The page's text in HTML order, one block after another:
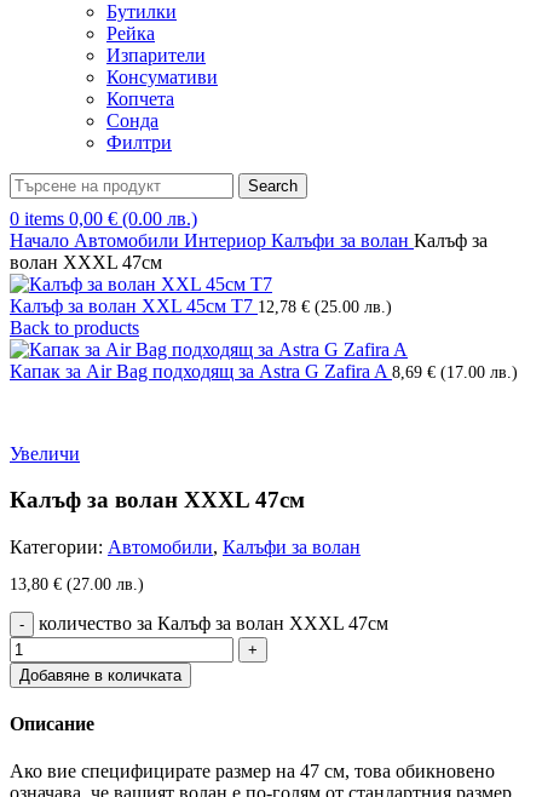
Бутилки
Рейка
Изпарители
Консумативи
Копчета
Сонда
Филтри
Search
0 items 0,00 € (0.00 лв.)
Начало Автомобили Интериор Калъфи за волан Калъф за
волан XXXL 47см
Калъф за волан XXL 45см Т7 12,78 € (25.00 лв.)
Back to products
Капак за Air Bag подходящ за Astra G Zafira A 8,69 € (17.00 лв.)
Увеличи
Калъф за волан XXXL 47см
Категории: Автомобили, Калъфи за волан
13,80 € (27.00 лв.)
количество за Калъф за волан XXXL 47см
Добавяне в количката
Описание
Ако вие специфицирате размер на 47 см, това обикновено